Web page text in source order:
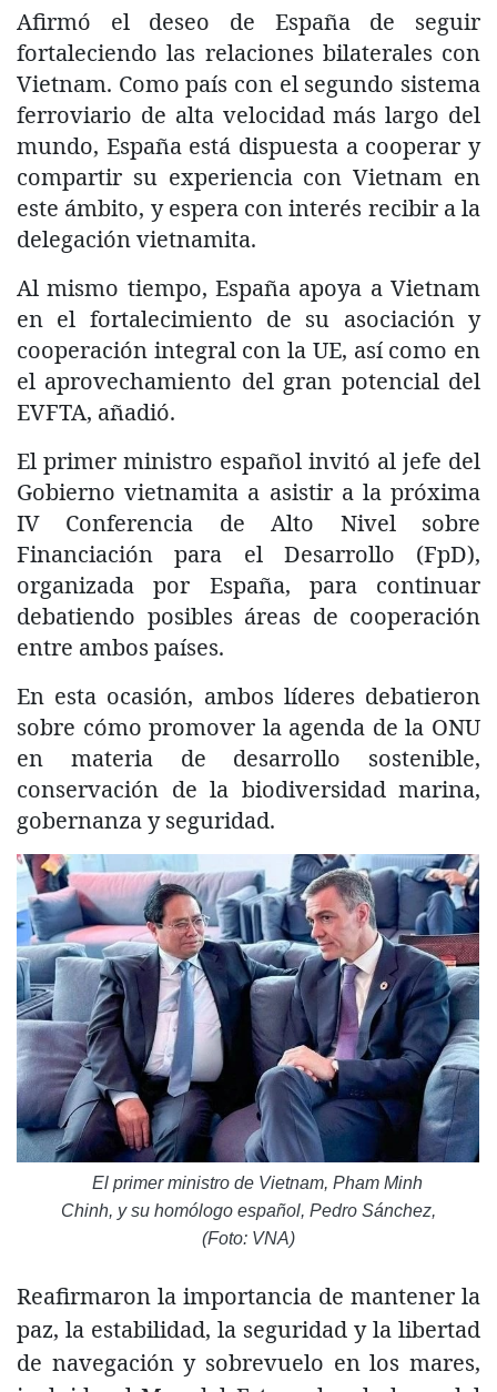
Afirmó el deseo de España de seguir
fortaleciendo las relaciones bilaterales con
Vietnam. Como país con el segundo sistema
ferroviario de alta velocidad más largo del
mundo, España está dispuesta a cooperar y
compartir su experiencia con Vietnam en
este ámbito, y espera con interés recibir a la
delegación vietnamita.
Al mismo tiempo, España apoya a Vietnam
en el fortalecimiento de su asociación y
cooperación integral con la UE, así como en
el aprovechamiento del gran potencial del
EVFTA, añadió.
El primer ministro español invitó al jefe del
Gobierno vietnamita a asistir a la próxima
IV Conferencia de Alto Nivel sobre
Financiación para el Desarrollo (FpD),
organizada por España, para continuar
debatiendo posibles áreas de cooperación
entre ambos países.
En esta ocasión, ambos líderes debatieron
sobre cómo promover la agenda de la ONU
en materia de desarrollo sostenible,
conservación de la biodiversidad marina,
gobernanza y seguridad.
El primer ministro de Vietnam, Pham Minh
Chinh, y su homólogo español, Pedro Sánchez,
(Foto: VNA)
Reafirmaron la importancia de mantener la
paz, la estabilidad, la seguridad y la libertad
de navegación y sobrevuelo en los mares,